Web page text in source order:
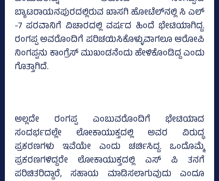
ಬ್ಯಾಟರಾಯನಪುರದಲ್ಲಿರುವ ಖಾಸಗಿ ಹೋಟೆಲ್‌ನಲ್ಲಿ ಸಿ ಎಲ್‌
-7 ಪರವಾನಿಗೆ ವಿಚಾರದಲ್ಲಿ ವರ್ಷದ ಹಿಂದೆ ಭೇಟಿಯಾಗಿದ್ದ.
ರಂಗಪ್ಪ ಅವರೊಂದಿಗೆ ಪರಿಚಯಿಸಿಕೊಳ್ಳುವಾಗಲೂ ಆರೋಪಿ
ನಿಂಗಪ್ಪನು ಕಾಂಗ್ರೆಸ್‌ ಮುಖಂಡನೆಂದು ಹೇಳಿಕೊಂಡಿದ್ದ ಎಂದು
ಗೊತ್ತಾಗಿದೆ.
ಅಲ್ಲದೇ ರಂಗಪ್ಪ ಎಂಬುವರೊಂದಿಗೆ ಭೇಟಿಯಾದ
ಸಂದರ್ಭದಲ್ಲೇ ಲೋಕಾಯುಕ್ತದಲ್ಲಿ ಅವರ ವಿರುದ್ಧ
ಪ್ರಕರಣಗಳು ಇವೆಯೇ ಎಂದು ಚರ್ಚಿಸಿದ್ದ. ಒಂದೊಮ್ಮೆ
ಪ್ರಕರಣಗಳಿದ್ದರೇ ಲೋಕಾಯುಕ್ತದಲ್ಲಿ ಎಸ್‌ ಪಿ ತನಗೆ
ಪರಿಚಿತರಿದ್ದಾರೆ, ಸಹಾಯ ಮಾಡಿಸಲಾಗುವುದು ಎಂದೂ